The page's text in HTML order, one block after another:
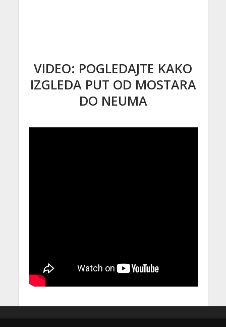
VIDEO: POGLEDAJTE KAKO
IZGLEDA PUT OD MOSTARA
DO NEUMA